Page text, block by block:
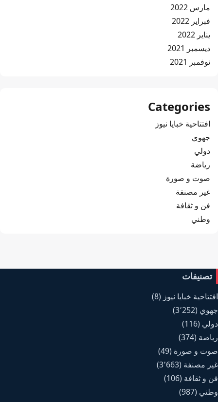
مارس 2022
فبراير 2022
يناير 2022
ديسمبر 2021
نوفمبر 2021
Categories
افتتاحية خبايا نيوز
جهوي
دولي
رياضة
صوت و صورة
غير مصنفة
فن و ثقافة
وطني
تصنيفات
افتتاحية خبايا نيوز (8)
جهوي (3٬252)
دولي (116)
رياضة (374)
صوت و صورة (49)
غير مصنفة (3٬663)
فن و ثقافة (106)
وطني (987)